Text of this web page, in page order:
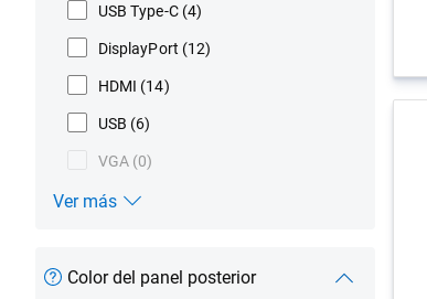
USB Type-C (4)
DisplayPort (12)
HDMI (14)
USB (6)
VGA (0)
Ver más
Color del panel posterior